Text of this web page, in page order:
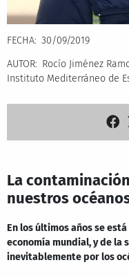
FECHA
30/09/2019
AUTOR
Rocío Jiménez
Instituto Mediterráneo de
La
nuestros
En los últimos años se
economía mundial, y de la
inevitablemente por los